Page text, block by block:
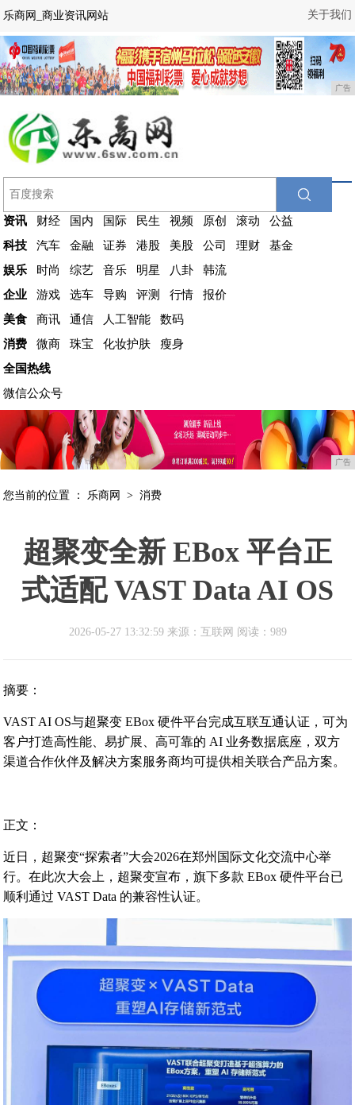
关于我们
乐商网_商业资讯网站
广告
资讯 财经 国内 国际 民生 视频 原创 滚动
公益
科技
汽车 金融 证券 港股 美股 公司 理财
基金
娱乐
时尚 综艺 音乐 明星 八卦
韩流
企业
游戏 选车 导购 评测 行情
报价
美食
商讯 通信 人工智能
数码
消费
微商 珠宝 化妆护肤
瘦身
全国热线
微信公众号
广告
您当前的位置 ： 乐商网 >消费
超聚变全新 EBox 平台正
式适配 VAST Data AI OS
2026-05-27 13:32:59 来源：互联网 阅读：989
摘要：
VAST AI OS与超聚变 EBox硬件平台完成互联互通认证，可为
客户打造高性能、易扩展、高可靠的 AI 业务数据底座，双方
渠道合作伙伴及解决方案服务商均可提供相关联合产品方案。
正文：
近日，超聚变“探索者”大会2026在郑州国际文化交流中心举
行。在此次大会上，超聚变宣布 ，旗下多款 EBox硬件平台已
顺利通过 VAST Data 的兼容性认证。